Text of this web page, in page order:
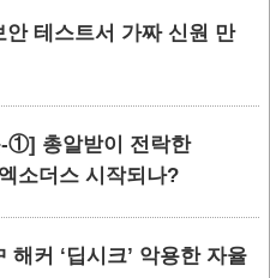
안 테스트서 가짜 신원 만
①] 총알받이 전락한
소더스 시작되나?
커 ‘딥시크’ 악용한 자율